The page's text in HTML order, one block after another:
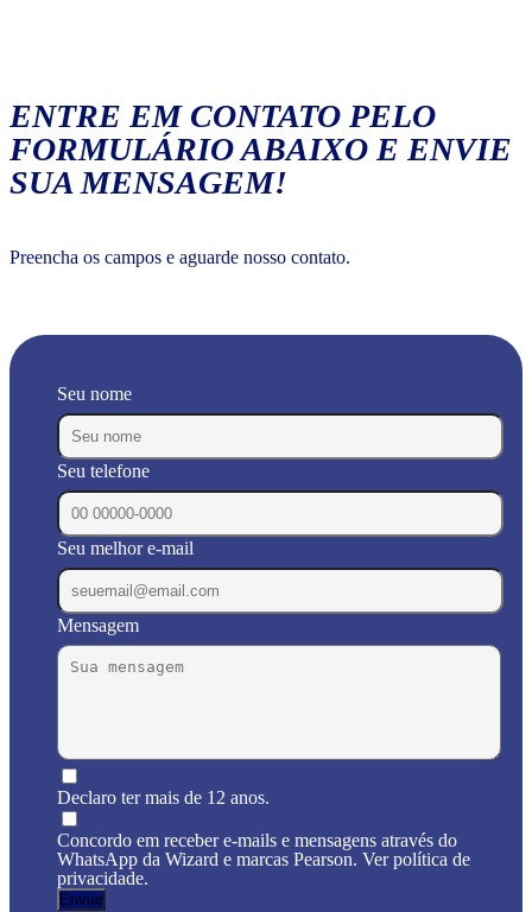
ENTRE EM CONTATO PELO
FORMULÁRIO ABAIXO E ENVIE
SUA MENSAGEM!
Preencha os campos e aguarde nosso contato.
Seu nome
Seu telefone
Seu melhor e-mail
Mensagem
Declaro ter mais de 12 anos.
Concordo em receber e-mails e mensagens através do
WhatsApp da Wizard e marcas Pearson. Ver política de
privacidade.